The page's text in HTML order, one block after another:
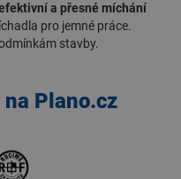
a přesné míchání
pro jemné práce.
stavby.
Plano.cz